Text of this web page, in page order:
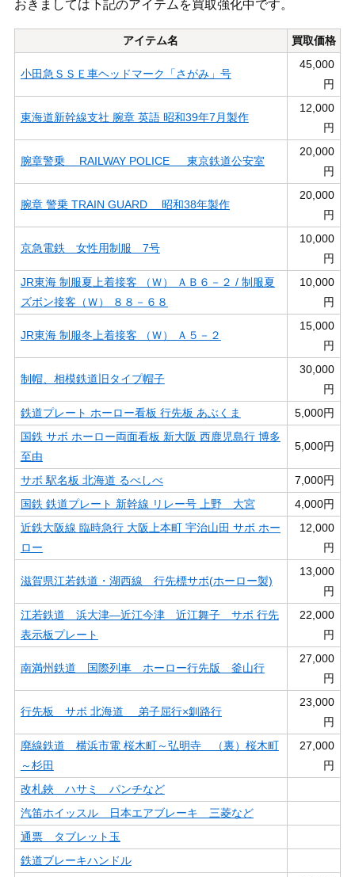
おきましては下記のアイテムを買取強化中です。
アイテム名 買取価格
小田急ＳＳＥ車ヘッドマーク「さがみ」号
45,000
円
東海道新幹線支社 腕章 英語 昭和39年7月製作
12,000
円
腕章警乗 RAILWAY POLICE 東京鉄道公安室
20,000
円
腕章 警乗 TRAIN GUARD 昭和38年製作
20,000
円
京急電鉄 女性用制服 7号
10,000
円
JR東海 制服夏上着接客 （Ｗ） ＡＢ６－２ / 制服夏
ズボン接客（Ｗ） ８８－６８
10,000
円
JR東海 制服冬上着接客 （Ｗ） Ａ５－２
15,000
円
制帽、相模鉄道旧タイプ帽子
30,000
円
鉄道プレート ホーロー看板 行先板 あぶくま
5,000円
国鉄 サボ ホーロー両面看板 新大阪 西鹿児島行 博多
至由
5,000円
サボ 駅名板 北海道 るべしべ
7,000円
国鉄 鉄道プレート 新幹線 リレー号 上野 大宮
4,000円
近鉄大阪線 臨時急行 大阪上本町 宇治山田 サボ ホー
ロー
12,000
円
滋賀県江若鉄道・湖西線 行先標サボ(ホーロー製)
13,000
円
江若鉄道 浜大津―近江今津 近江舞子 サボ 行先
表示板プレート
22,000
円
南満州鉄道 国際列車 ホーロー行先版 釜山行
27,000
円
行先板 サボ 北海道 弟子屈行×釧路行
23,000
円
廃線鉄道 横浜市電 桜木町～弘明寺 （裏）桜木町
～杉田
27,000
円
改札鋏 ハサミ パンチなど
汽笛ホイッスル 日本エアブレーキ 三菱など
通票 タブレット玉
鉄道ブレーキハンドル